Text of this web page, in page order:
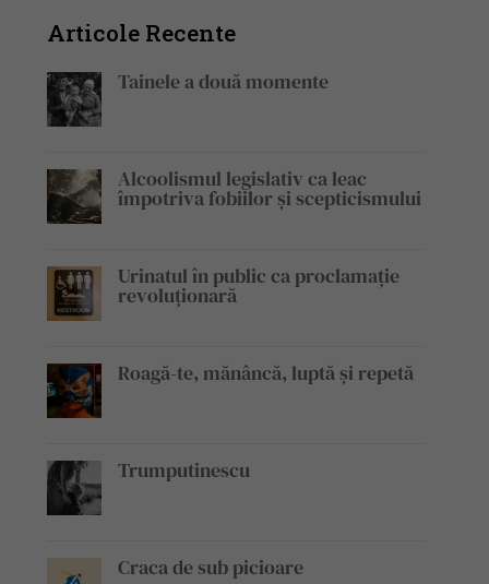
Articole Recente
Tainele a două momente
Alcoolismul legislativ ca leac
împotriva fobiilor și scepticismului
Urinatul în public ca proclamație
revoluționară
Roagă-te, mănâncă, luptă și repetă
Trumputinescu
Craca de sub picioare